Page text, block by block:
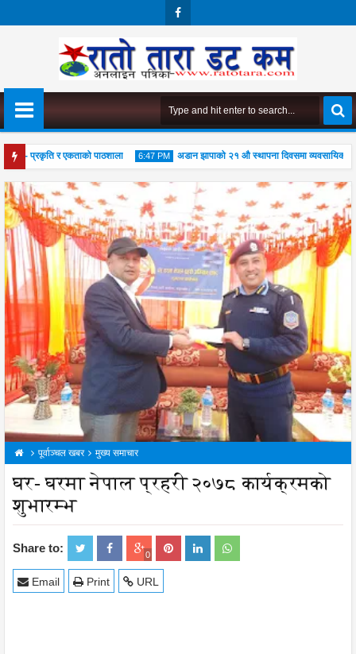
Boo
- प्रकृति र एकताको पाठशाला 6:47 PM
01 Aug
2026
अडान झापाको २१ औ स्थापना दिवसमा व्यवसायिक
पूर्वाञ्चल खबर मुख्य समाचार
घर- घरमा नेपाल प्रहरी २०७८ कार्यक्रमको
शुभारम्भ
Share to: 0
URL
Print
Email